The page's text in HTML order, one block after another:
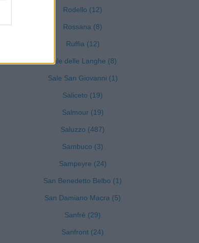
Rodello (12)
Rossana (8)
Ruffia (12)
Sale delle Langhe (8)
Sale San Giovanni (1)
Saliceto (19)
Salmour (19)
Saluzzo (487)
Sambuco (3)
Sampeyre (24)
San Benedetto Belbo (1)
San Damiano Macra (5)
Sanfrè (29)
Sanfront (24)